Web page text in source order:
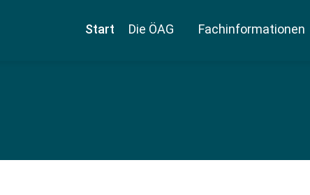
Start Die ÖAG Fachinformationen